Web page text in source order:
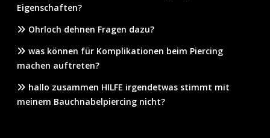
Eigenschaften?
Ohrloch dehnen Fragen dazu?
was können für Komplikationen beim Piercing
machen auftreten?
hallo zusammen HILFE irgendetwas stimmt mit
meinem Bauchnabelpiercing nicht?